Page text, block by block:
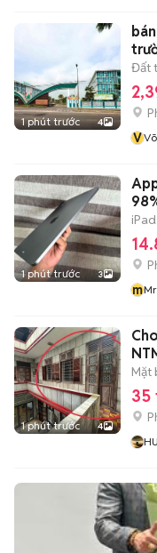
1 phút trước 4
Đất
V
1 phút trước 3
m
1 phút trước 4
Mặt
35